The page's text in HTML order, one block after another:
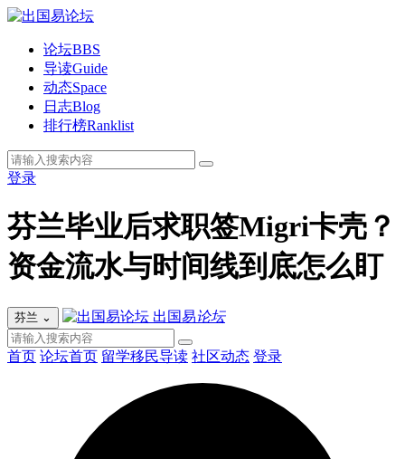
论坛BBS
导读Guide
动态Space
日志Blog
排行榜Ranklist
登录
芬兰毕业后求职签Migri卡壳？
资金流水与时间线到底怎么盯
芬兰 ⌄ 出国易论坛
首页 论坛首页 留学移民导读 社区动态 登录